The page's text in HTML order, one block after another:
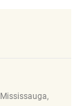
Ort
Mississauga,